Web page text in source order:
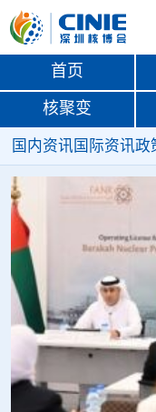
首页
核聚变
国内资讯 国际资讯政